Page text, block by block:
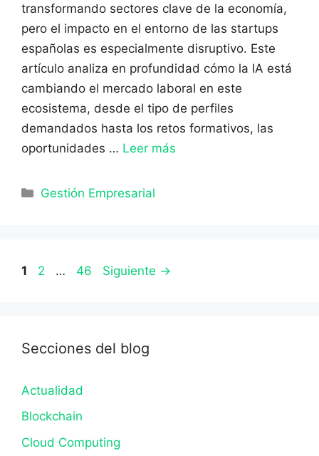
transformando sectores clave de la economía,
pero el impacto en el entorno de las startups
españolas es especialmente disruptivo. Este
artículo analiza en profundidad cómo la IA está
cambiando el mercado laboral en este
ecosistema, desde el tipo de perfiles
demandados hasta los retos formativos, las
oportunidades … Leer más
Categorías
Gestión Empresarial
Página
1 Página
2 … Página
46 Siguiente →
Secciones del blog
Actualidad
Blockchain
Cloud Computing